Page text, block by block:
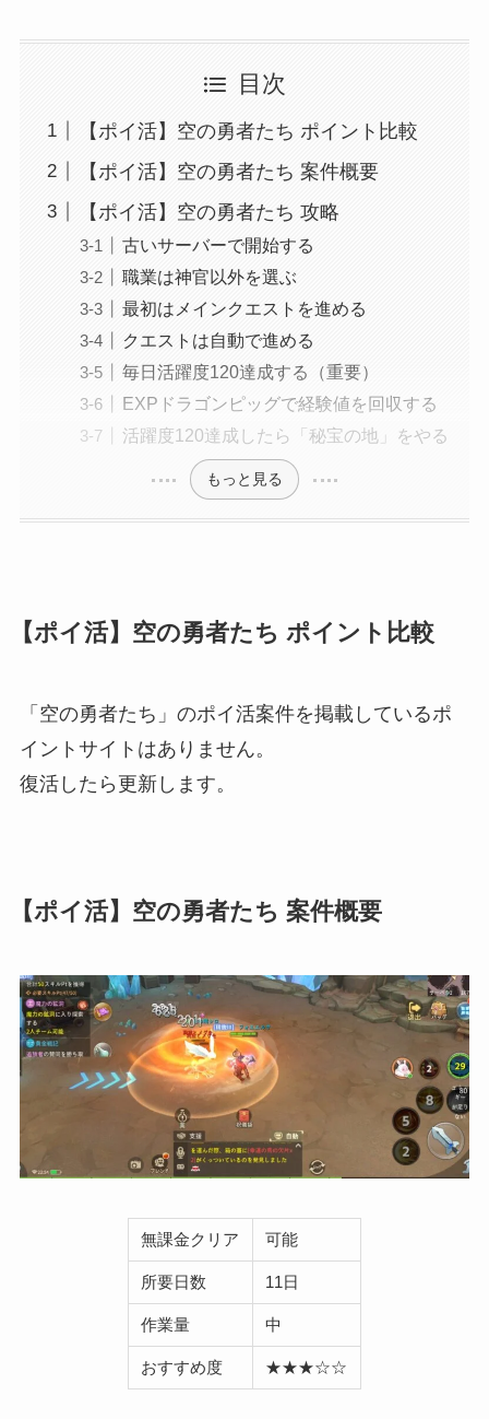
目次
【ポイ活】空の勇者たち ポイント比較
【ポイ活】空の勇者たち 案件概要
【ポイ活】空の勇者たち 攻略
古いサーバーで開始する
職業は神官以外を選ぶ
最初はメインクエストを進める
クエストは自動で進める
毎日活躍度120達成する（重要）
EXPドラゴンピッグで経験値を回収する
活躍度120達成したら「秘宝の地」をやる
もっと見る
【ポイ活】空の勇者たち ポイント比較
「空の勇者たち」のポイ活案件を掲載しているポ
イントサイトはありません。
復活したら更新します。
【ポイ活】空の勇者たち 案件概要
無課金クリア 可能
所要日数 11日
作業量 中
おすすめ度 ★★★☆☆